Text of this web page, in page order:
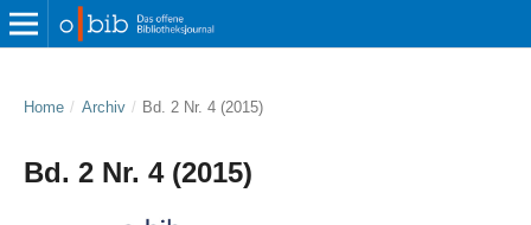
Home / Archiv / Bd. 2 Nr. 4 (2015)
Bd. 2 Nr. 4 (2015)